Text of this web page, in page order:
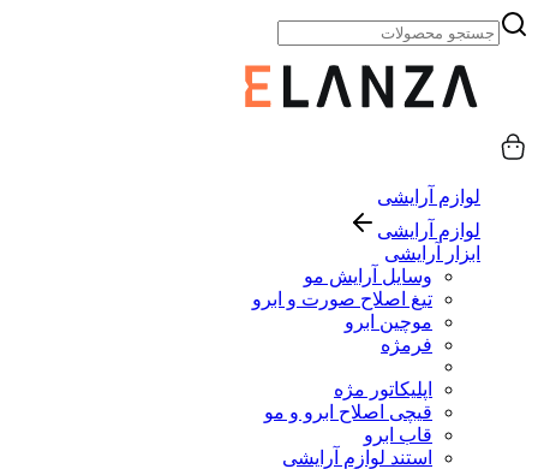
لوازم آرایشی
لوازم آرایشی
ابزار آرایشی
وسایل آرایش مو
تیغ اصلاح صورت و ابرو
موچین ابرو
فرمژه
اپلیکاتور مژه
قیچی اصلاح ابرو و مو
قاب ابرو
استند لوازم آرایشی